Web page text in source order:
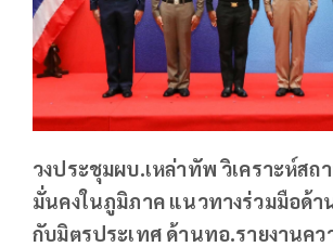
วงประชุมผบ.เหล่าทัพ วิเคราะห์สถ
มั่นคงในภูมิภาค แนวทางร่วมมือด้า
กับมิตรประเทศ ด้านทอ.รายงานค